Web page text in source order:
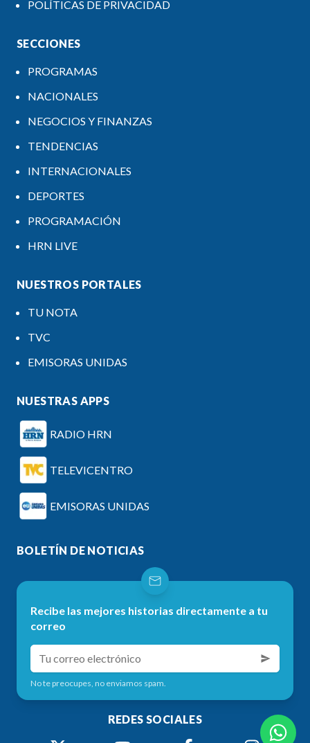
POLÍTICAS DE PRIVACIDAD
SECCIONES
PROGRAMAS
NACIONALES
NEGOCIOS Y FINANZAS
TENDENCIAS
INTERNACIONALES
DEPORTES
PROGRAMACIÓN
HRN LIVE
NUESTROS PORTALES
TU NOTA
TVC
EMISORAS UNIDAS
NUESTRAS APPS
RADIO HRN
TELEVICENTRO
EMISORAS UNIDAS
BOLETÍN DE NOTICIAS
Recibe las mejores historias directamente a tu
correo
No te preocupes, no enviamos spam.
REDES SOCIALES